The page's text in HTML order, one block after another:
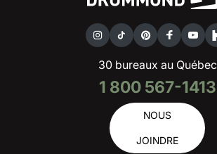
30 bureaux au Québec
1 800 567-1413
NOUS
JOINDRE